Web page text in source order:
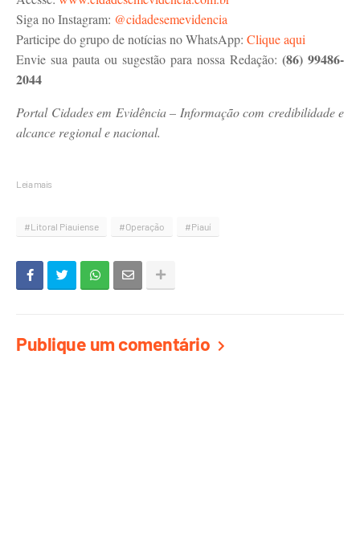
Siga no Instagram: @cidadesemevidencia
Participe do grupo de notícias no WhatsApp: Clique aqui
Envie sua pauta ou sugestão para nossa Redação: (86) 99486-
2044
Portal Cidades em Evidência – Informação com credibilidade e
alcance regional e nacional.
Leia mais
#Litoral Piauiense #Operação #Piauí
Publique um comentário